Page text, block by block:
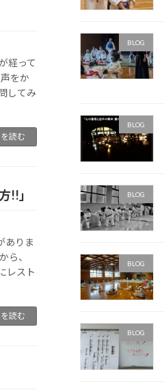
経って
をか
してみ
読む
!!」
ありま
ら、
レスト
読む
BLOG
BLOG
BLOG
BLOG
BLOG